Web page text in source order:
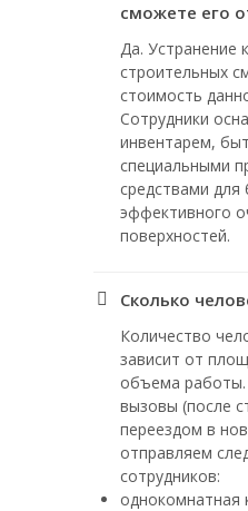
сможете его
Да. Устранение
строительных
стоимость
Сотрудники
инвентарем,
специальными
средствами
эффективного
поверхностей.
Сколько
Количество
зависит от
объема
вызовы (после
переездом в
отправляем
сотрудников:
однокомнатная